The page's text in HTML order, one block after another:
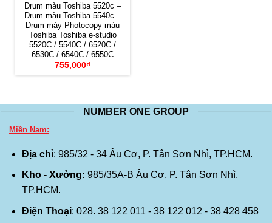
Drum màu Toshiba 5520c –
Drum màu Toshiba 5540c –
Drum máy Photocopy màu
Toshiba Toshiba e-studio
5520C / 5540C / 6520C /
6530C / 6540C / 6550C
755,000₫
NUMBER ONE GROUP
Miền Nam:
Địa chỉ: 985/32 - 34 Âu Cơ, P. Tân Sơn Nhì, TP.HCM.
Kho - Xưởng: 985/35A-B Âu Cơ, P. Tân Sơn Nhì,
TP.HCM.
Điện Thoại: 028. 38 122 011 - 38 122 012 - 38 428 458